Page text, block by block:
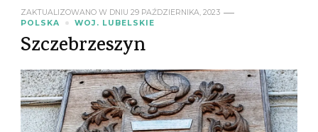
ZAKTUALIZOWANO W DNIU 29 PAŹDZIERNIKA, 2023
POLSKA
WOJ. LUBELSKIE
Szczebrzeszyn